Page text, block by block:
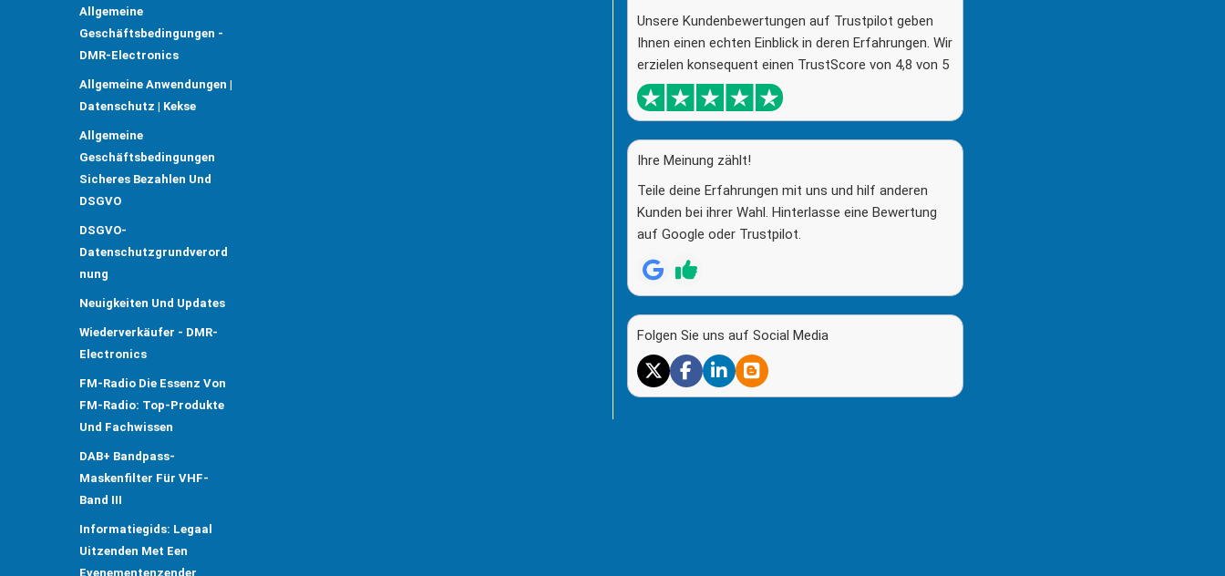
Allgemeine
Geschäftsbedingungen -
DMR-Electronics
Allgemeine Anwendungen |
Datenschutz | Kekse
Allgemeine
Geschäftsbedingungen
Sicheres Bezahlen Und
DSGVO
DSGVO-
Datenschutzgrundverord
Nung
Neuigkeiten Und Updates
Wiederverkäufer - DMR-
Electronics
FM-Radio Die Essenz Von
FM-Radio: Top-Produkte
Und Fachwissen
DAB+ Bandpass-
Maskenfilter Für VHF-
Band III
Informatiegids: Legaal
Uitzenden Met Een
Evenementenzender
Unsere Kundenbewertungen auf Trustpilot geben
Ihnen einen echten Einblick in deren Erfahrungen. Wir
erzielen konsequent einen TrustScore von 4,8 von 5
Ihre Meinung zählt!
Teile deine Erfahrungen mit uns und hilf anderen
Kunden bei ihrer Wahl. Hinterlasse eine Bewertung
auf Google oder Trustpilot.
Folgen Sie uns auf Social Media